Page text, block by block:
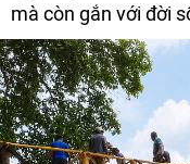
mà còn gắn với đời